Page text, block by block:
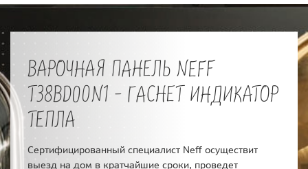
ВАРОЧНАЯ ПАНЕЛЬ NEFF
T38BD00N1 - ГАСНЕТ ИНДИКАТОР
ТЕПЛА
Сертифицированный специалист Neff осуществит
выезд на дом в кратчайшие сроки, проведет